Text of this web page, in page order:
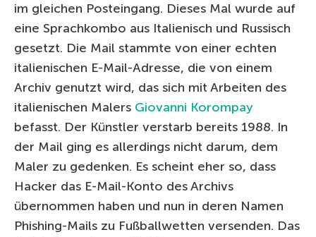
im gleichen Posteingang. Dieses Mal wurde auf
eine Sprachkombo aus Italienisch und Russisch
gesetzt. Die Mail stammte von einer echten
italienischen E-Mail-Adresse, die von einem
Archiv genutzt wird, das sich mit Arbeiten des
italienischen Malers Giovanni Korompay
befasst. Der Künstler verstarb bereits 1988. In
der Mail ging es allerdings nicht darum, dem
Maler zu gedenken. Es scheint eher so, dass
Hacker das E-Mail-Konto des Archivs
übernommen haben und nun in deren Namen
Phishing-Mails zu Fußballwetten versenden. Das